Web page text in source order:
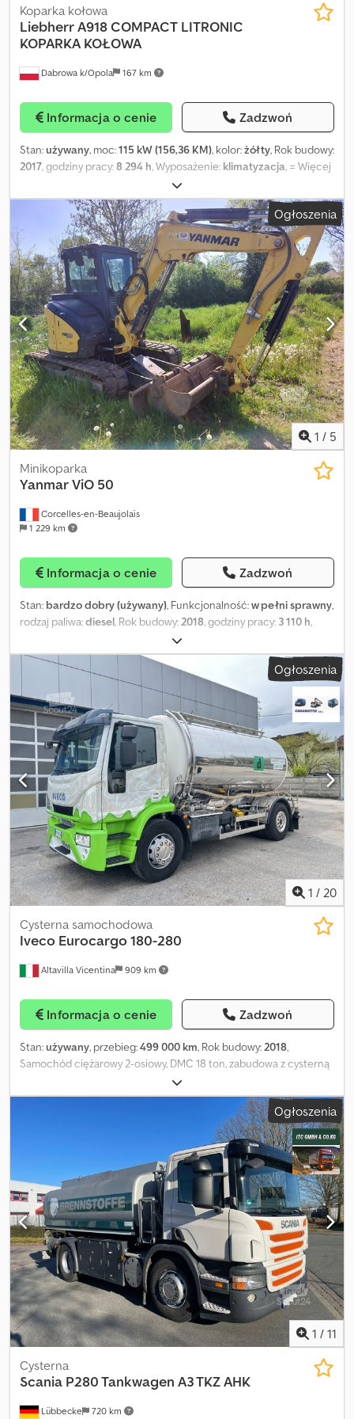
Dabrowa k/Opola 167 km
Koparka kołowa
LiebherrA918 COMPACT LITRONIC
KOPARKA KOŁOWA
Informacja o cenie Zadzwoń
Stan:używany, moc:115 kW (156,36 KM), kolor:żółty, Rok budowy:
2017, godziny pracy:8 294 h, Wyposażenie: klimatyzacja, = Więcej
opcji i akcesoriów = - HVAC - Radio = Uwagi = Informacje
dodatkowe szybkozłącze linia pod młot ZADBANA SERWISOWANA
GOTOWA DO PRACY! MASZ PYTANIA? ZADZWOŃ! tel. = Więcej
informacji = Djdpfx Agey E Aclsdock Napęd: Koło Własna masa
pojazdu: 18.000 kg
Ogłoszenia
1 / 5
Corcelles-en-Beaujolais
1 229 km
Minikoparka
YanmarViO 50
Informacja o cenie Zadzwoń
Stan: bardzo dobry (używany), Funkcjonalność:w pełni sprawny,
rodzaj paliwa:diesel, Rok budowy:2018, godziny pracy: 3 110 h,
MINIKOPARKA YANMAR Dcedpfxjzd Ekys Agdjk VIO 50
MECHANICZNY SZYBKOZŁĄCZ 3 ŁYŻKI 2018 3110 MTH
Ogłoszenia
1 / 20
Altavilla Vicentina 909 km
Cysterna samochodowa
Iveco Eurocargo 180-280
Informacja o cenie Zadzwoń
Stan:używany, przebieg:499 000 km, Rok budowy:2018,
Samochód ciężarowy 2-osiowy, DMC 18 ton, zabudowa z cysterną
do transportu wody i płynów spożywczych, pojemność 13 000
litrów, podzielona na 3 komory: 4600+4900+3500 litrów.
Wyposażony w pompę ssącą, manualną skrzynię biegów, norma
emisji Euro 6. Uwaga: Opis pojazdu ma charakter orientacyjny i
może zawierać błędy lub nieścisłości. Prosimy o kontakt w celu
potwierdzenia zgodności danych. Dodpjy Awgtofx Agdock
Ogłoszenia
1 / 11
Lübbecke 720 km
Cysterna
Scania P280 Tankwagen A3 TKZ AHK